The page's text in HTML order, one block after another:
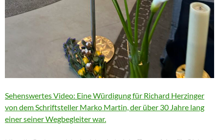
Sehenswertes Video: Eine Würdigung für Richard Herzinger
von dem Schriftsteller Marko Martin, der über 30 Jahre lang
einer seiner Wegbegleiter war.